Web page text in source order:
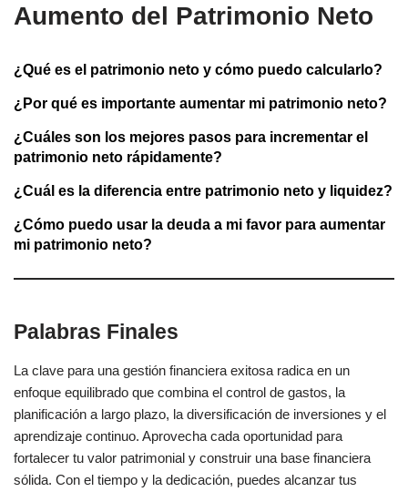
Aumento del Patrimonio Neto
¿Qué es el patrimonio neto y cómo puedo calcularlo?
¿Por qué es importante aumentar mi patrimonio neto?
¿Cuáles son los mejores pasos para incrementar el
patrimonio neto rápidamente?
¿Cuál es la diferencia entre patrimonio neto y liquidez?
¿Cómo puedo usar la deuda a mi favor para aumentar
mi patrimonio neto?
Palabras Finales
La clave para una gestión financiera exitosa radica en un
enfoque equilibrado que combina el control de gastos, la
planificación a largo plazo, la diversificación de inversiones y el
aprendizaje continuo. Aprovecha cada oportunidad para
fortalecer tu valor patrimonial y construir una base financiera
sólida. Con el tiempo y la dedicación, puedes alcanzar tus